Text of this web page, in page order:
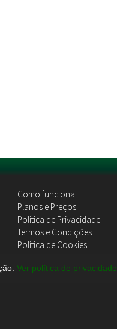
Como funciona
Planos e Preços
Política de Privacidade
Termos e Condições
Política de Cookies
Ver política de privacidade